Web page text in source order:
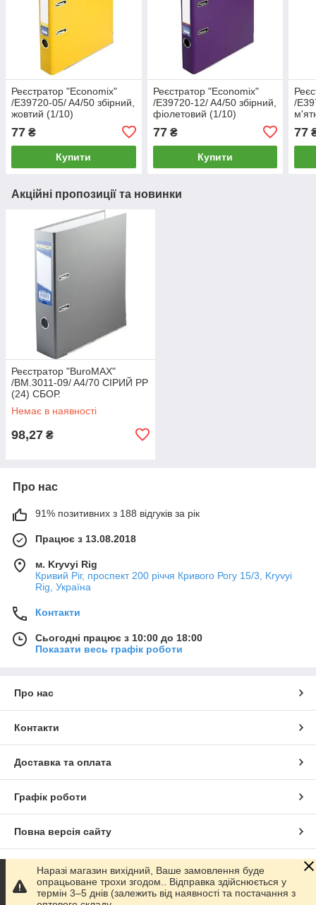
Реєстратор "Economix"
/E39720-05/ A4/50 збірний,
жовтий (1/10)
77 ₴
Купити
Реєстратор "Economix"
/E39720-12/ A4/50 збірний,
фіолетовий (1/10)
77₴
Купити
/
77
Акційні пропозиції та новинки
Реєстратор "BuroMAX"
/BM.3011-09/ A4/70 СІРИЙ PP
(24) СБОР.
Немає в наявності
98,27 ₴
Про нас
91% позитивних з 188 відгуків за рік
Працює з 13.08.2018
м. Kryvyi Rig
Кривий Ріг, проспект 200 річчя Кривого Рогу 15/3, Kryvyi
Rig, Україна
Контакти
Сьогодні працює з 10:00 до 18:00
Показати весь графік роботи
Про нас
Контакти
Доставка та оплата
Графік роботи
Повна версія сайту
Сайт створено на маркетплейсі
Політика конфіденційності
Наразі магазин вихідний, Ваше замовлення буде
опрацьоване трохи згодом.. Відправка здійснюється у
термін 3–5 днів (залежить від наявності та постачання з